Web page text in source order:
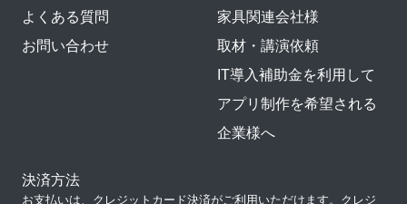
よくある質問
お問い合わせ
家具関連会社様
取材・講演依頼
IT導入補助金を利用して
アプリ制作を希望される
企業様へ
決済方法
お支払いは、クレジットカード決済がご利用いただけます。クレジ